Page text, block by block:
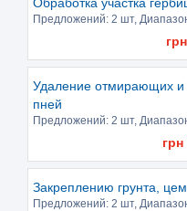
Предложений: 2 шт,
грн
Удаление отмирающих и
пней
Предложений: 2 шт,
грн
Закреплению грунта,
Предложений: 2 шт,